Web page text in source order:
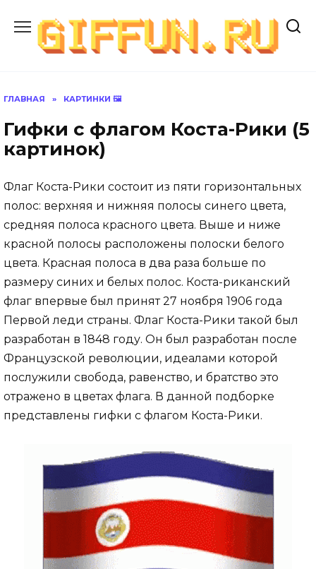
содержанию
ГЛАВНАЯ » КАРТИНКИ 🖼
Гифки с флагом Коста-Рики (5
картинок)
Флаг Коста-Рики состоит из пяти горизонтальных
полос: верхняя и нижняя полосы синего цвета,
средняя полоса красного цвета. Выше и ниже
красной полосы расположены полоски белого
цвета. Красная полоса в два раза больше по
размеру синих и белых полос. Коста-риканский
флаг впервые был принят 27 ноября 1906 года
Первой леди страны. Флаг Коста-Рики такой был
разработан в 1848 году. Он был разработан после
Французской революции, идеалами которой
послужили свобода, равенство, и братство это
отражено в цветах флага. В данной подборке
представлены гифки с флагом Коста-Рики.